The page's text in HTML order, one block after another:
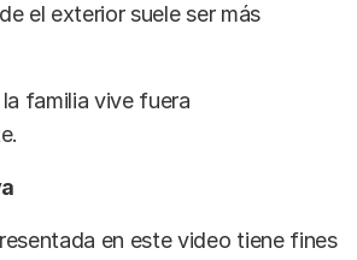
el exterior suele ser más
familia vive fuera
en este video tiene fines